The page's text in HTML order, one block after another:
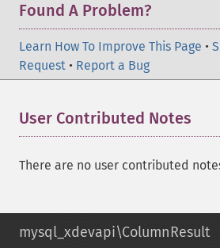
Found A Problem?
Learn How To Improve This Page •
Request • Report a Bug
User Contributed Notes
There are no user contributed
mysql_xdevapi\ColumnResult